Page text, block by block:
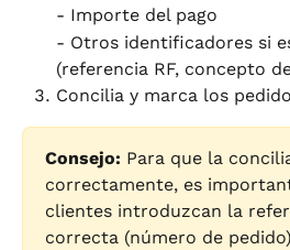
- Importe del pago
- Otros identificadores si
(referencia RF, concepto
Concilia y marca los
Consejo: Para que la
correctamente, es
clientes introduzcan la
correcta (número de